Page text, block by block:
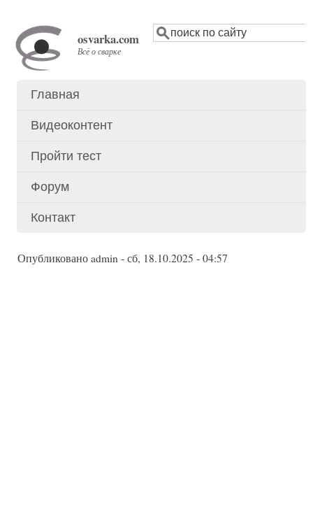
основному
содержанию
Поиск
osvarka.com
Всё о сварке
Основное
Главная
Видеоконтент
Пройти тест
Форум
Контакт
Опубликовано admin - сб, 18.10.2025 - 04:57